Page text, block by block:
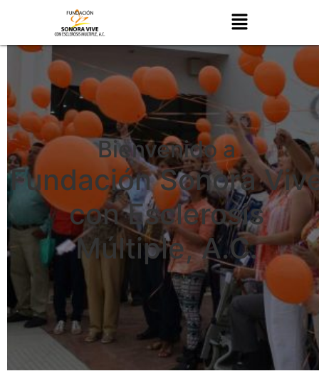
Bienvenido a
Fundación Sonora
con Esclerosis
Múltiple, A.C.